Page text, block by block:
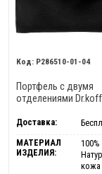
P286510-01-04
Портфель с двумя
отделениями
Доставка:
МАТЕРИАЛ
ИЗДЕЛИЯ:
100%
кожа